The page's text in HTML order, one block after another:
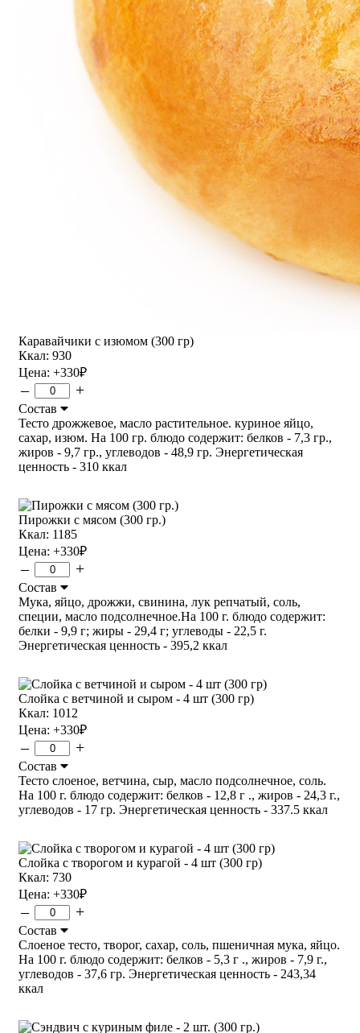
Каравайчики с изюмом (300 гр)
Ккал: 930
Цена: +330₽
– +
Состав
Тесто дрожжевое, масло растительное. куриное яйцо,
сахар, изюм. На 100 гр. блюдо содержит: белков - 7,3 гр.,
жиров - 9,7 гр., углеводов - 48,9 гр. Энергетическая
ценность - 310 ккал
Пирожки с мясом (300 гр.)
Ккал: 1185
Цена: +330₽
– +
Состав
Мука, яйцо, дрожжи, свинина, лук репчатый, соль,
специи, масло подсолнечное.На 100 г. блюдо содержит:
белки - 9,9 г; жиры - 29,4 г; углеводы - 22,5 г.
Энергетическая ценность - 395,2 ккал
Слойка с ветчиной и сыром - 4 шт (300 гр)
Ккал: 1012
Цена: +330₽
– +
Состав
Тесто слоеное, ветчина, сыр, масло подсолнечное, соль.
На 100 г. блюдо содержит: белков - 12,8 г ., жиров - 24,3 г.,
углеводов - 17 гр. Энергетическая ценность - 337.5 ккал
Слойка с творогом и курагой - 4 шт (300 гр)
Ккал: 730
Цена: +330₽
– +
Состав
Слоеное тесто, творог, сахар, соль, пшеничная мука, яйцо.
На 100 г. блюдо содержит: белков - 5,3 г ., жиров - 7,9 г.,
углеводов - 37,6 гр. Энергетическая ценность - 243,34
ккал